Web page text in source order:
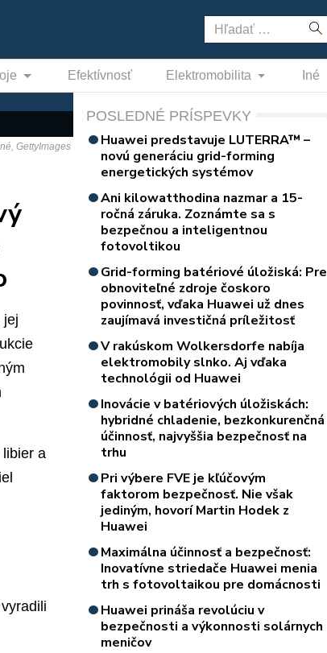
Hľadať:
Efektívnosť Elektromobilita Iné
GettyImages
jej
a
POSLEDNÉ PRÍSPEVKY
Huawei predstavuje LUTERRA™ –
novú generáciu grid-forming
energetických systémov
Ani kilowatthodina nazmar a 15-
ročná záruka. Zoznámte sa s
bezpečnou a inteligentnou
fotovoltikou
Grid-forming batériové úložiská: Pre
obnoviteľné zdroje čoskoro
povinnosť, vďaka Huawei už dnes
zaujímavá investičná príležitosť
V rakúskom Wolkersdorfe nabíja
elektromobily slnko. Aj vďaka
technológii od Huawei
Inovácie v batériových úložiskách:
hybridné chladenie, bezkonkurenčná
účinnosť, najvyššia bezpečnosť na
trhu
Pri výbere FVE je kľúčovým
faktorom bezpečnosť. Nie však
jediným, hovorí Martin Hodek z
Huawei
Maximálna účinnosť a bezpečnosť:
Inovatívne striedače Huawei menia
trh s fotovoltaikou pre domácnosti
Huawei prináša revolúciu v
bezpečnosti a výkonnosti solárnych
meničov